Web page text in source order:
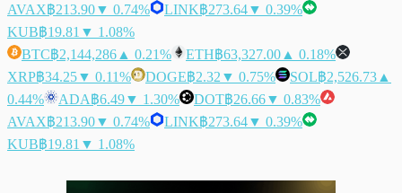
AVAX฿213.90▼ 0.74% LINK฿273.64▼ 0.39%
KUB฿19.81 ▼ 1.08%
BTC฿2,144,286 ▲ 0.21% ETH฿63,327.00 ▲ 0.18%
XRP฿34.25▼ 0.11% DOGE฿2.32 ▼ 0.75% SOL฿2,526.73 ▲
0.44%
ADA฿6.49▼ 1.30% DOT฿26.66▼ 0.83%
AVAX฿213.90▼ 0.74% LINK฿273.64▼ 0.39%
KUB฿19.81 ▼ 1.08%